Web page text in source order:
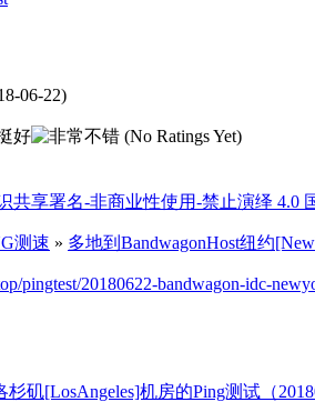
06-22)
(No Ratings Yet)
共享署名-非商业性使用-禁止演绎 4.0
测速 » 多地到BandwagonHost纽约
pingtest/20180622-bandwagon-idc-
杉矶[LosAngeles]机房的Ping测试（